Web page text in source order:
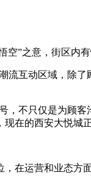
”之意，街区内
互动区域，除了
不只仅是为顾客
在的西安大悦城
运营和业态方